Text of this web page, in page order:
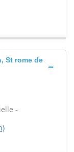
St rome de
-